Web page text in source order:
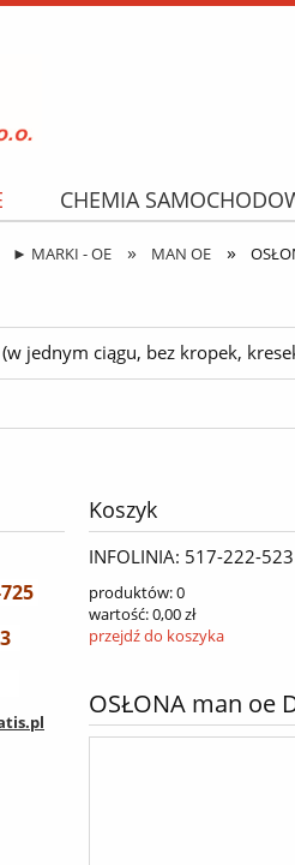
CHEMIA
OPONY
► MARKI - OE » MAN OE »
jednym ciągu, bez kropek,
Koszyk
INFOLINIA: 517-222-
produktów:0
wartość:0,00 zł
przejdź do koszyka
OSŁONA man oe